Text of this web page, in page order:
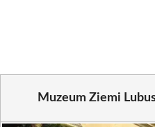
Muzeum Ziemi